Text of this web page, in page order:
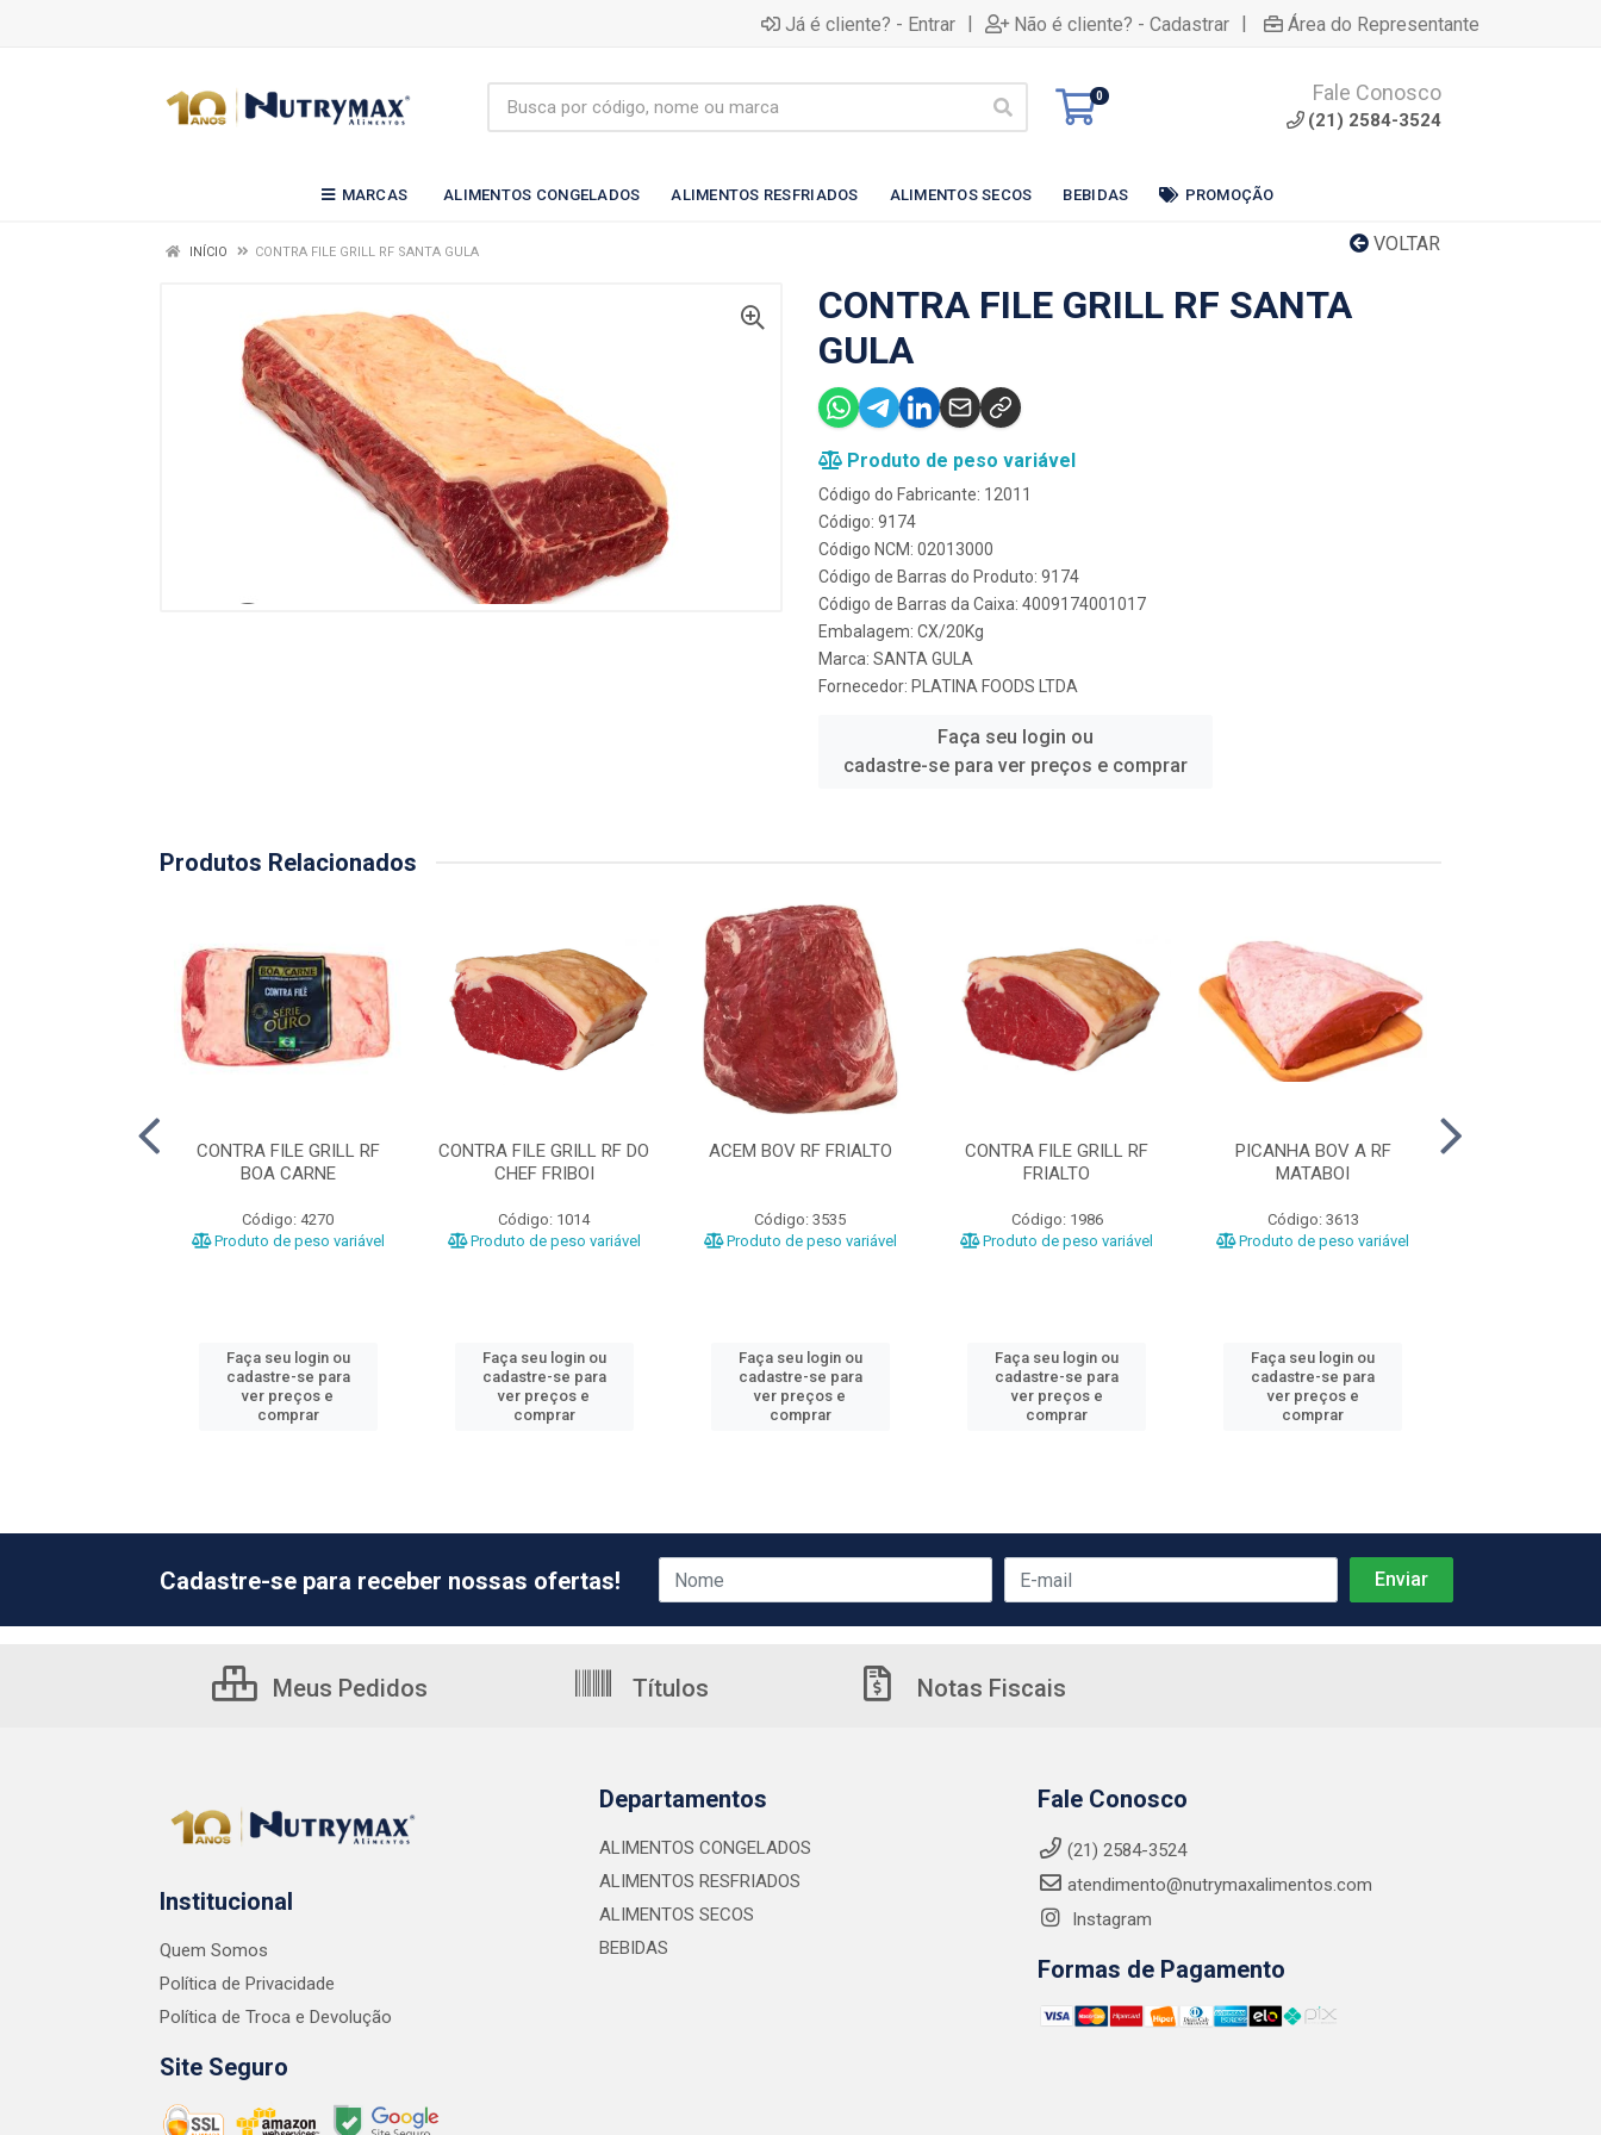
Já é cliente? - Entrar | Não é cliente? - Cadastrar | Área do Representante
0 Fale Conosco
(21) 2584-3524
MARCAS ALIMENTOS CONGELADOS ALIMENTOS RESFRIADOS ALIMENTOS SECOS BEBIDAS PROMOÇÃO
VOLTAR
INÍCIO CONTRA FILE GRILL RF SANTA GULA
CONTRA FILE GRILL RF SANTA
GULA
Produto de peso variável
Código do Fabricante: 12011
Código: 9174
Código NCM: 02013000
Código de Barras do Produto: 9174
Código de Barras da Caixa: 4009174001017
Embalagem: CX/20Kg
Marca: SANTA GULA
Fornecedor: PLATINA FOODS LTDA
Faça seu login ou
cadastre-se para ver preços e comprar
Produtos Relacionados
CONTRA FILE GRILL RF
BOA CARNE
Código: 4270
Produto de peso variável
Faça seu login ou
cadastre-se para
ver preços e
comprar
CONTRA FILE GRILL RF DO
CHEF FRIBOI
Código: 1014
Produto de peso variável
Faça seu login ou
cadastre-se para
ver preços e
comprar
ACEM BOV RF FRIALTO
Código: 3535
Produto de peso variável
Faça seu login ou
cadastre-se para
ver preços e
comprar
CONTRA FILE GRILL RF
FRIALTO
Código: 1986
Produto de peso variável
Faça seu login ou
cadastre-se para
ver preços e
comprar
PICANHA BOV A RF
MATABOI
Código: 3613
Produto de peso variável
Faça seu login ou
cadastre-se para
ver preços e
comprar
Cadastre-se para receber nossas ofertas!
Meus Pedidos Títulos Notas Fiscais
Institucional
Quem Somos
Política de Privacidade
Política de Troca e Devolução
Site Seguro
Departamentos
ALIMENTOS CONGELADOS
ALIMENTOS RESFRIADOS
ALIMENTOS SECOS
BEBIDAS
Fale Conosco
(21) 2584-3524
atendimento@nutrymaxalimentos.com
Instagram
Formas de Pagamento